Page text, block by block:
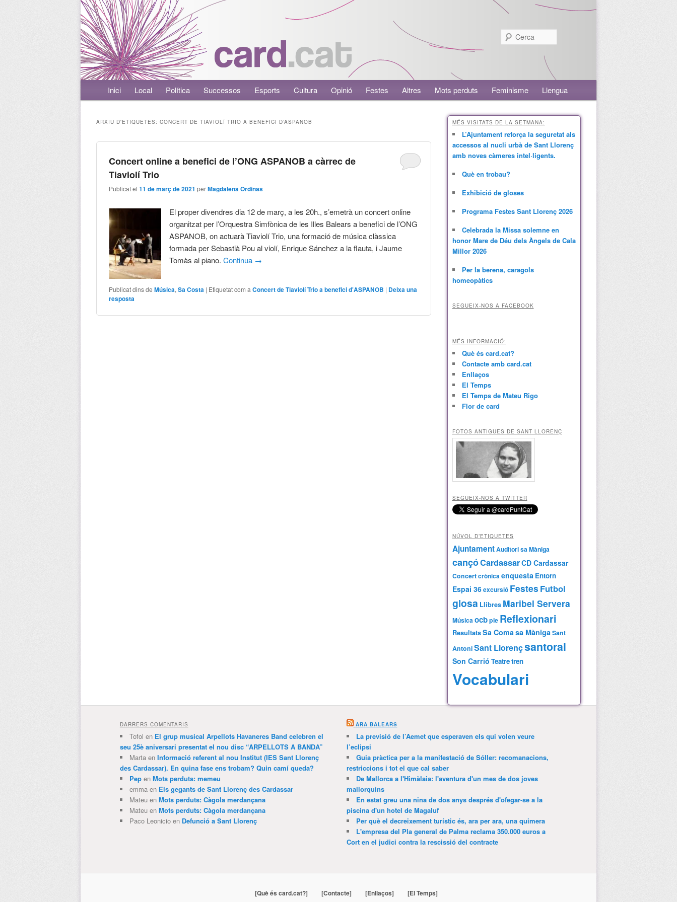
Menú principalAneu al contingut principal
Aneu al contingut secundari
Inici Local Política Successos Esports Cultura Opinió Festes Altres Mots perduts Feminisme Llengua
ARXIU D'ETIQUETES: CONCERT DE TIAVIOLÍ TRIO A BENEFICI D’ASPANOB
Concert online a benefici de l’ONG ASPANOB a càrrec de
Tiaviolí Trio
Publicat el11 de març de 2021 perMagdalena Ordinas
El proper divendres dia 12 de març, a les 20h., s’emetrà un concert online
organitzat per l’Orquestra Simfònica de les Illes Balears a benefici de l’ONG
ASPANOB, on actuarà Tiaviolí Trio, una formació de música clàssica
formada per Sebastià Pou al violí, Enrique Sánchez a la flauta, i Jaume
Tomàs al piano.Continua →
Publicat dins de Música,Sa Costa | Etiquetat com a Concert de Tiaviolí Trio a benefici d'ASPANOB | Deixa una
resposta
MÉS VISITATS DE LA SETMANA:
L’Ajuntament reforça la seguretat als
accessos al nucli urbà de Sant Llorenç
amb noves càmeres intel·ligents.
Què en trobau?
Exhibició de gloses
Programa Festes Sant Llorenç 2026
Celebrada la Missa solemne en
honor Mare de Déu dels Àngels de Cala
Millor 2026
Per la berena, caragols
homeopàtics
SEGUEIX-NOS A FACEBOOK
MÉS INFORMACIÓ:
Què és card.cat?
Contacte amb card.cat
Enllaços
El Temps
El Temps de Mateu Rigo
Flor de card
FOTOS ANTIGUES DE SANT LLORENÇ
SEGUEIX-NOS A TWITTER
NÚVOL D’ETIQUETES
AjuntamentAuditori sa Màniga
cançóCardassarCD Cardassar
Concertcrònicaenquesta Entorn
Espai 36excursió Festes Futbol
glosa Llibres Maribel Servera
Músicaocbple Reflexionari
ResultatsSa Comasa MànigaSant
AntoniSant Llorençsantoral
Son Carrió Teatretren
Vocabulari
DARRERS COMENTARIS
Tofol en El grup musical Arpellots Havaneres Band celebren el
seu 25è aniversari presentat el nou disc “ARPELLOTS A BANDA”
Martaen Informació referent al nou Institut (IES Sant Llorenç
des Cardassar). En quina fase ens trobam? Quin camí queda?
Pepen Mots perduts: memeu
emmaen Els gegants de Sant Llorenç des Cardassar
Mateuen Mots perduts: Càgola merdançana
Mateuen Mots perduts: Càgola merdançana
Paco Leonicioen Defunció a Sant Llorenç
ARA BALEARS
La previsió de l’Aemet que esperaven els qui volen veure
l’eclipsi
Guia pràctica per a la manifestació de Sóller: recomanacions,
restriccions i tot el que cal saber
De Mallorca a l'Himàlaia: l'aventura d'un mes de dos joves
mallorquins
En estat greu una nina de dos anys després d'ofegar-se a la
piscina d'un hotel de Magaluf
Per què el decreixement turístic és, ara per ara, una quimera
L'empresa del Pla general de Palma reclama 350.000 euros a
Cort en el judici contra la rescissió del contracte
[Què és card.cat?] [Contacte] [Enllaços] [El Temps]